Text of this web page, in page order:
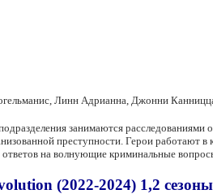
Линн Адрианна, Джонни
занимаются
преступности. Герои работают
на волнующие криминальные
(2022-2024) 1,2 сезоны